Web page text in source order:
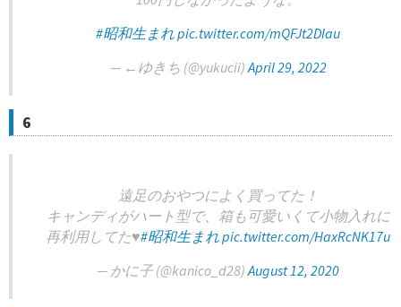
#昭和生まれpic.twitter.com/mQFJt2DIau
— ←ゆきち (@yukucii)April 29, 2022
6
遠足のおやつによく買ってた！
キャンディがハート型で、箱も可愛いくて小物入れに
再利用してた♥️#昭和生まれpic.twitter.com/HaxRcNK17u
— かに子 (@kanico_d28)August 12, 2020